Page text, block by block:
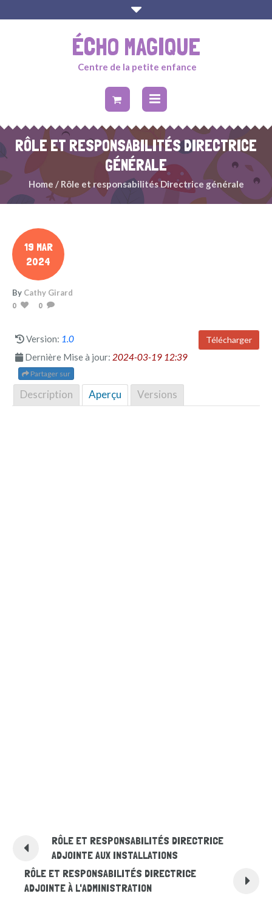
ÉCHO MAGIQUE
Centre de la petite enfance
RÔLE ET RESPONSABILITÉS DIRECTRICE
GÉNÉRALE
Home / Rôle et responsabilités Directrice générale
19 MAR
2024
By Cathy Girard
0
0
Télécharger
Version: 1.0
Dernière Mise à jour: 2024-03-19 12:39
Partager sur
Description Aperçu Versions
RÔLE ET RESPONSABILITÉS DIRECTRICE
ADJOINTE AUX INSTALLATIONS
RÔLE ET RESPONSABILITÉS DIRECTRICE
ADJOINTE À L'ADMINISTRATION